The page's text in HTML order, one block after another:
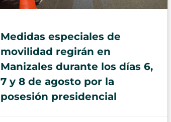
Medidas especiales de
movilidad regirán en
Manizales durante los días 6,
7 y 8 de agosto por la
posesión presidencial